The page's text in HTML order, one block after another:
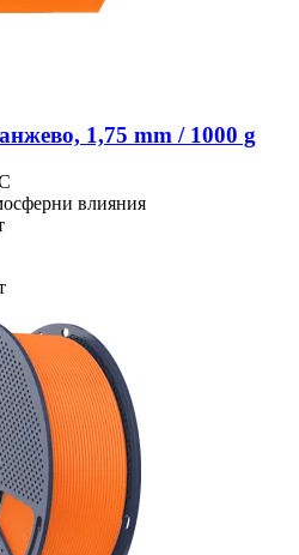
1,75 mm / 1000 g
влияния